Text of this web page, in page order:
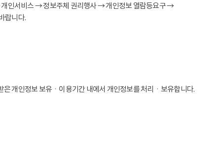
인서비스 → 정보주체 권리행사 → 개인정보 열람등요구 →
랍니다.
개인정보 보유ㆍ이용기간 내에서 개인정보를 처리ㆍ보유합니다.